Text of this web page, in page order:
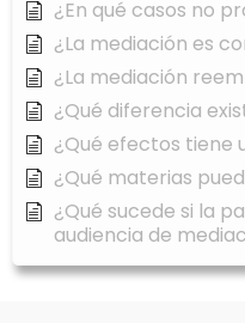
¿En qué casos no
¿La mediación es
¿La mediación
¿Qué diferencia
¿Qué efectos tiene
¿Qué materias
¿Qué sucede si la
audiencia de